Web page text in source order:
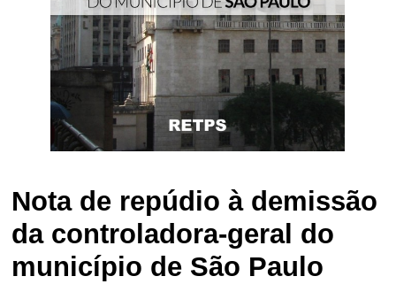
Nota de repúdio à demissão
da controladora-geral do
município de São Paulo